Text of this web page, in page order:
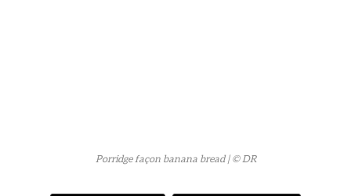
Porridge façon banana bread | © DR